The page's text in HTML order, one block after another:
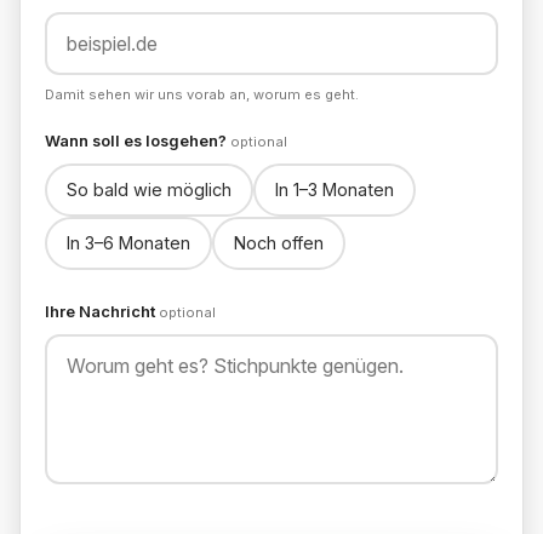
Damit sehen wir uns vorab an, worum es geht.
Wann soll es losgehen? optional
So bald wie möglich In 1–3 Monaten
In 3–6 Monaten Noch offen
Ihre Nachricht optional